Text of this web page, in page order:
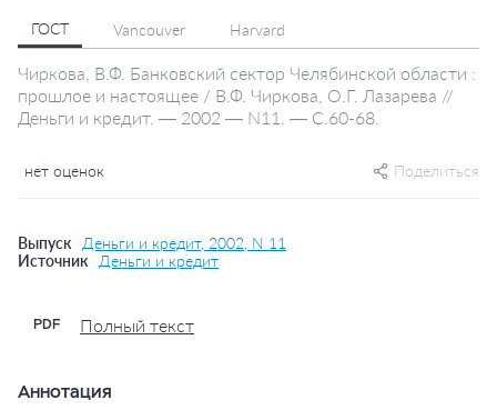
ГОСТ Vancouver Harvard
Чиркова, В.Ф. Банковский сектор Челябинской области :
прошлое и настоящее / В.Ф. Чиркова, О.Г. Лазарева //
Деньги и кредит. — 2002 — N11. — С.60-68.
нет оценок Поделиться
Выпуск
Деньги и кредит, 2002, N 11
Источник
Деньги и кредит
PDF Полный текст
Аннотация